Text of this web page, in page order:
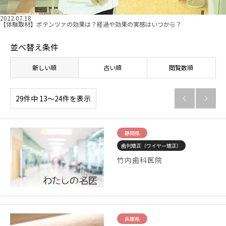
2022.07.18
【体験取材】ポテンツァの効果は？経過や効果の実感はいつから？
並べ替え条件
新しい順 古い順 閲覧数順
29件中 13〜24件を表示  
静岡県
歯列矯正（ワイヤー矯正）
竹内歯科医院
兵庫県